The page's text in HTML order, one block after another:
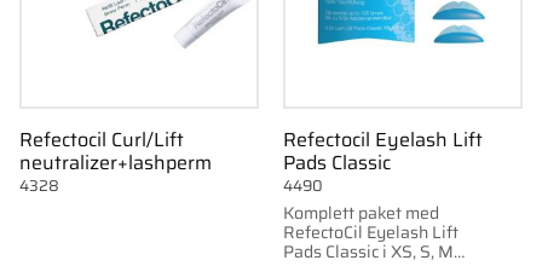
Refectocil Curl/Lift
neutralizer+lashperm
4328
Refectocil Eyelash Lift
Pads Classic
Komplett paket med
RefectoCil Eyelash Lift
Pads Classic i XS, S, M
4490